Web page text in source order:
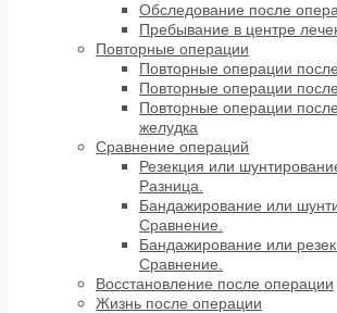
Обследование после
Пребывание в центре
Повторные операции
Повторные операции
Повторные операции
Повторные операции
желудка
Сравнение операций
Резекция или
Разница.
Бандажирование или
Сравнение.
Бандажирование или
Сравнение.
Восстановление после операции
Жизнь после операции